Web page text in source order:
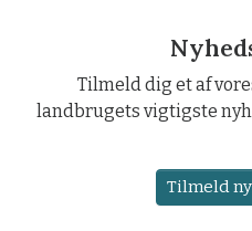
Tilmeld dig et af
landbrugets vigtigste
Tilmeld